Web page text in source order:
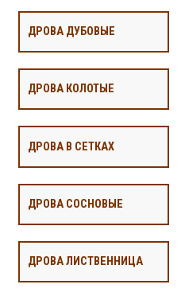
ДРОВА ДУБОВЫЕ
ДРОВА КОЛОТЫЕ
ДРОВА В СЕТКАХ
ДРОВА СОСНОВЫЕ
ДРОВА ЛИСТВЕННИЦА